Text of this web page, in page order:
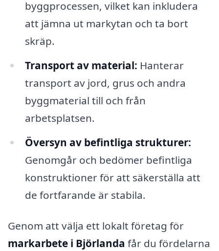
byggprocessen, vilket kan inkludera
att jämna ut markytan och ta bort
skräp.
Transport av material: Hanterar
transport av jord, grus och andra
byggmaterial till och från
arbetsplatsen.
Översyn av befintliga strukturer:
Genomgår och bedömer befintliga
konstruktioner för att säkerställa att
de fortfarande är stabila.
Genom att välja ett lokalt företag för
markarbete i Björlanda får du fördelarna